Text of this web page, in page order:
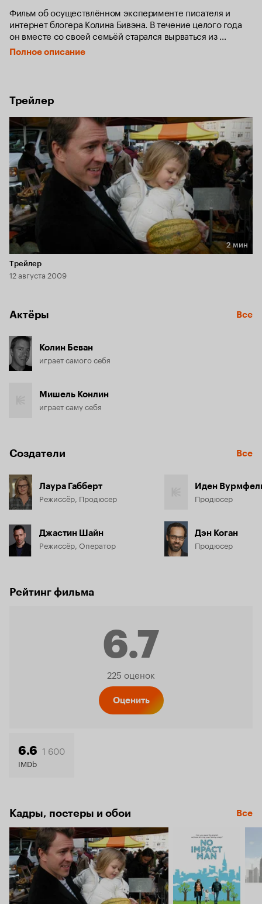
Фильм об осуществлённом эксперименте писателя и
интернет блогера Колина Бивэна. В течение целого года
он вместе со своей семьёй старался вырваться из
общества потребления и, что важнее, пытался не
воздействовать пагубно на окружающую среду. Живя в
все отходы должны идти на переработку, не покупать
промышленных товаров и даже не пользоваться бумагой.
В пищу употреблять продовольствие, выращенное в 250-
мильной зоне проживания и пользоваться лишь
экологически чистыми видами транспорта.
Полное описание
Трейлер
Длительность 2 мин
2 мин
Трейлер
12 августа 2009
Актёры Все
Колин Беван
играет самого себя
Мишель Конлин
играет саму себя
Создатели Все
Лаура Габберт
Режиссёр, Продюсер
Джастин Шайн
Режиссёр, Оператор
Иден
Продюсер
Дэн Коган
Продюсер
Рейтинг фильма
6.7
Рейтинг
225 оценок
Оценить
6.6 1 600
IMDb
Кадры, постеры и обои Все